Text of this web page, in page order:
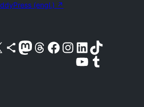
(engl.) ↗
Konto (früher Twitter) besuchen
Unser Bluesky-Konto besuchen
Unser Mastodon-Konto besuchen
Unser Threads-Konto besuchen
Unsere Facebook-Seite besuchen
Unser Instagram-Konto besuchen
Unser LinkedIn-Konto besuchen
Unser TikTok-Konto
Unseren YouTube-Kanal besuchen
Unser Tumblr-Konto